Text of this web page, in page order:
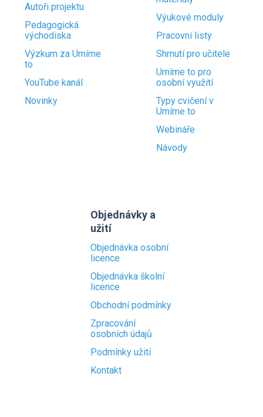
Autoři projektu
Pedagogická
východiska
Výzkum za Umíme
to
YouTube kanál
Novinky
Výukové moduly
Pracovní listy
Shrnutí pro učitele
Umíme to pro
osobní využití
Typy cvičení v
Umíme to
Webináře
Návody
Objednávky a
užití
Objednávka osobní
licence
Objednávka školní
licence
Obchodní podmínky
Zpracování
osobních údajů
Podmínky užití
Kontakt